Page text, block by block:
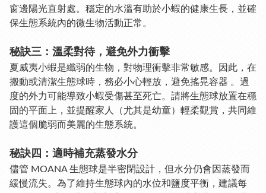
窗邊陽光直射處。穩定的水溫有助於小蝦的健康生長，並確
保生態系統內的微生物活動正常。
秘訣三：溫柔對待，避免外力衝擊
夏威夷小蝦是纖弱的生物，對物理衝擊非常敏感。因此，在
搬動或清潔生態球時，務必小心輕放，避免搖晃容器 。過
度的外力可能導致小蝦受傷甚至死亡。請將生態球放置在穩
固的平面上，並提醒家人（尤其是幼童）輕柔觀賞，共同維
護這個脆弱而美麗的生態系統。
秘訣四：適時補充蒸發水分
儘管 MOANA 生態球是半密閉設計，但水分仍會因蒸發而
緩慢流失。為了維持生態球內的水位和鹽度平衡，建議每